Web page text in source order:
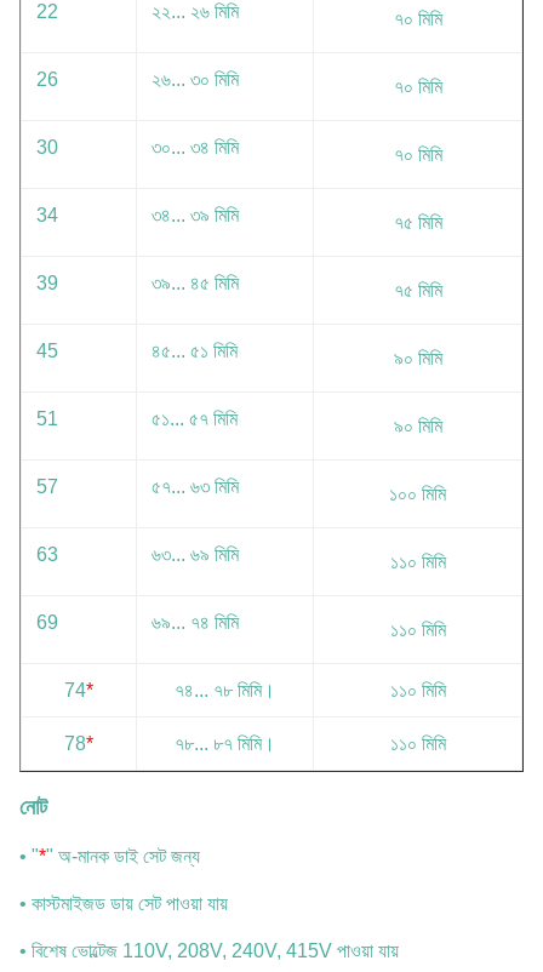
22 ২২... ২৬ মিমি ৭০ মিমি
26 ২৬... ৩০ মিমি ৭০ মিমি
30 ৩০... ৩৪ মিমি ৭০ মিমি
34 ৩৪... ৩৯ মিমি ৭৫ মিমি
39 ৩৯... ৪৫ মিমি ৭৫ মিমি
45 ৪৫... ৫১ মিমি ৯০ মিমি
51 ৫১... ৫৭ মিমি ৯০ মিমি
57 ৫৭... ৬৩ মিমি ১০০ মিমি
63 ৬৩... ৬৯ মিমি ১১০ মিমি
69 ৬৯... ৭৪ মিমি ১১০ মিমি
74* ৭৪... ৭৮ মিমি। ১১০ মিমি
78* ৭৮... ৮৭ মিমি। ১১০ মিমি
নোট
• "*" অ-মানক ডাই সেট জন্য
• কাস্টমাইজড ডায় সেট পাওয়া যায়
• বিশেষ ভোল্টেজ 110V, 208V, 240V, 415V পাওয়া যায়